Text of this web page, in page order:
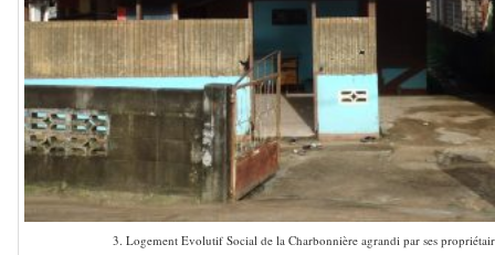
3. Logement Evolutif Social de la Charbonnière agrandi par ses